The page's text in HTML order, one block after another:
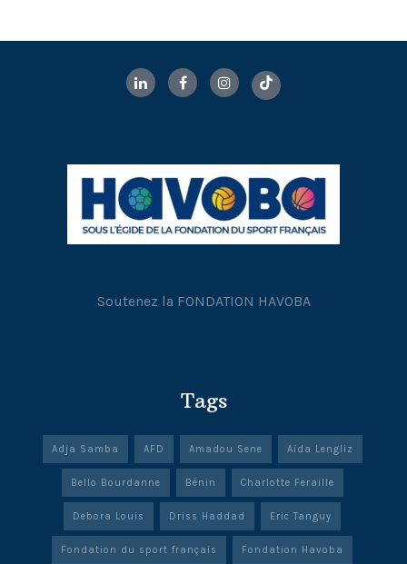
Soutenez la FONDATION HAVOBA
Tags
Adja Samba AFD Amadou Sene Aïda Lengliz
Bello Bourdanne Bénin Charlotte Feraille
Debora Louis Driss Haddad Eric Tanguy
Fondation du sport français Fondation Havoba